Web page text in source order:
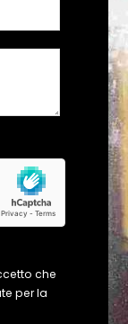
che
per la